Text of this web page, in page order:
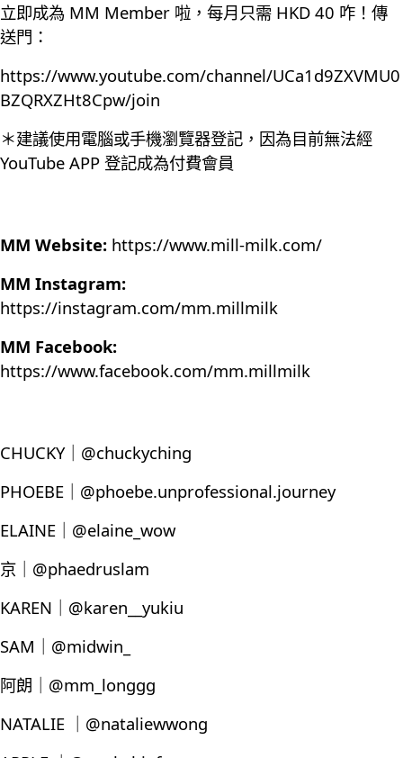
立即成為 MM Member 啦，每月只需 HKD 40 咋！傳
送門：
https://www.youtube.com/channel/UCa1d9ZXVMU0
BZQRXZHt8Cpw/join
＊建議使用電腦或手機瀏覽器登記，因為目前無法經
YouTube APP 登記成為付費會員
MM Website: https://www.mill-milk.com/
MM Instagram:
https://instagram.com/mm.millmilk
MM Facebook:
https://www.facebook.com/mm.millmilk
CHUCKY｜@chuckyching
PHOEBE｜@phoebe.unprofessional.journey
ELAINE｜@elaine_wow
京｜@phaedruslam
KAREN｜@karen__yukiu
SAM｜@midwin_
阿朗｜@mm_longgg
NATALIE ｜@nataliewwong